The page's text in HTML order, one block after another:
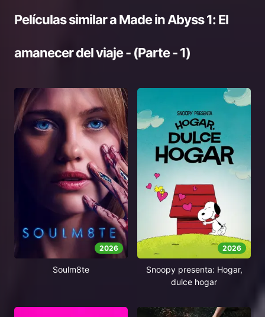
Películas similar aMade in Abyss 1: El
amanecer del viaje - (Parte - 1)
2026
Soulm8te
2026
Snoopy presenta: Hogar,
dulce hogar